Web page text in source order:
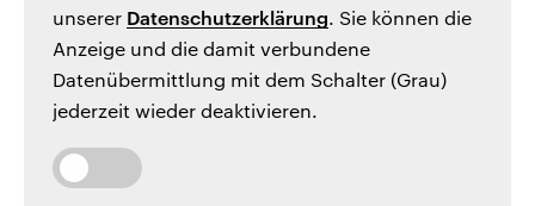
unserer Datenschutzerklärung. Sie können die
Anzeige und die damit verbundene
Datenübermittlung mit dem Schalter (Grau)
jederzeit wieder deaktivieren.